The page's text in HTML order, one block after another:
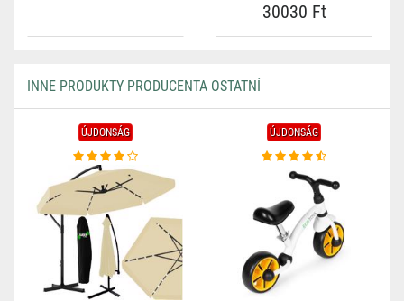
30030 Ft
INNE PRODUKTY PRODUCENTA OSTATNÍ
ÚJDONSÁG ÚJDONSÁG